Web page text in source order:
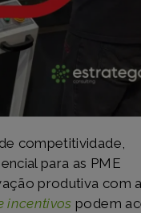
competitividade,
para as PME
produtiva com
incentivos podem